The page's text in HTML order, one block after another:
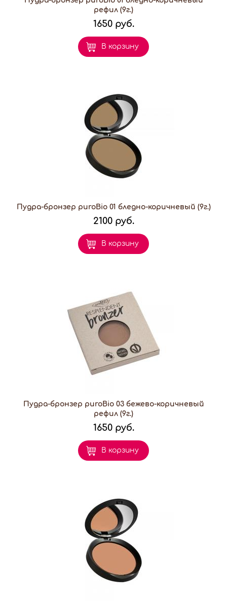
рефил (9г.)
1650 руб.
В корзину
Пудра-бронзер puroBio 01 бледно-коричневый (9г.)
2100 руб.
В корзину
Пудра-бронзер puroBio 03 бежево-коричневый
рефил (9г.)
1650 руб.
В корзину